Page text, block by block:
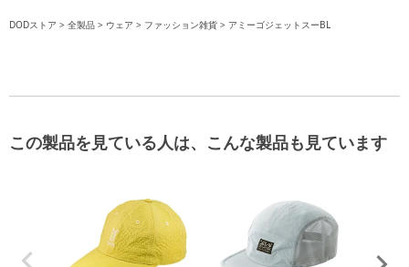
DODストア 全製品 ウェア ファッション雑貨 アミーゴジェットスーBL
この製品を見ている人は、こんな製品も見ています